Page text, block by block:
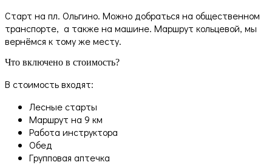
Старт на пл. Ольгино. Можно добраться на общественном
транспорте, а также на машине. Маршрут кольцевой, мы
вернёмся к тому же месту.
Что включено в стоимость?
В стоимость входят:
Лесные старты
Маршрут на 9 км
Работа инструктора
Обед
Групповая аптечка